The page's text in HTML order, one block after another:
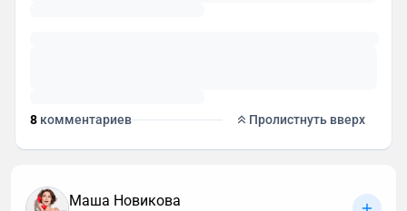
8 комментариев Пролистнуть вверх
Маша Новикова